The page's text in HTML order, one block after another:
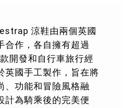
涼鞋由兩個英國
合作，各自擁有超過
開發和自行車旅行經
英國手工製作，旨在將
、功能和冒險風格融
計為騎乘後的完美便